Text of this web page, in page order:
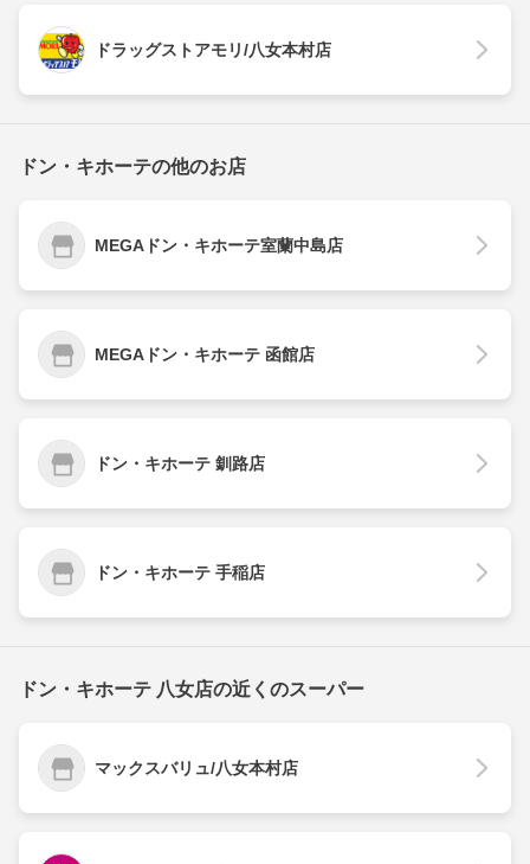
ドラッグストアモリ/八女本村店
ドン・キホーテの他のお店
MEGAドン・キホーテ室蘭中島店
MEGAドン・キホーテ 函館店
ドン・キホーテ 釧路店
ドン・キホーテ 手稲店
ドン・キホーテ 八女店の近くのスーパー
マックスバリュ/八女本村店